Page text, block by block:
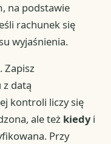
na podstawie
rachunek się
wyjaśnienia.
Zapisz
datą
kontroli liczy się
ale też kiedyi
Przy